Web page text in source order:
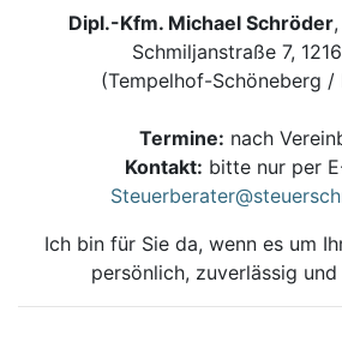
Dipl.-Kfm. Michael Schröder
Schmiljanstraße 7,
(Tempelhof-Schöneberg /
Termine: nach
Kontakt: bitte nur per
Ich bin für Sie da, wenn es um
persönlich, zuverlässig